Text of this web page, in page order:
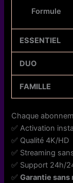
Formule
ESSENTIEL
DUO
FAMILLE
Chaque
✅ Activation
✅ Qualité 4K/HD
✅ Streaming
✅ Support 24h/
✅Garantie sans